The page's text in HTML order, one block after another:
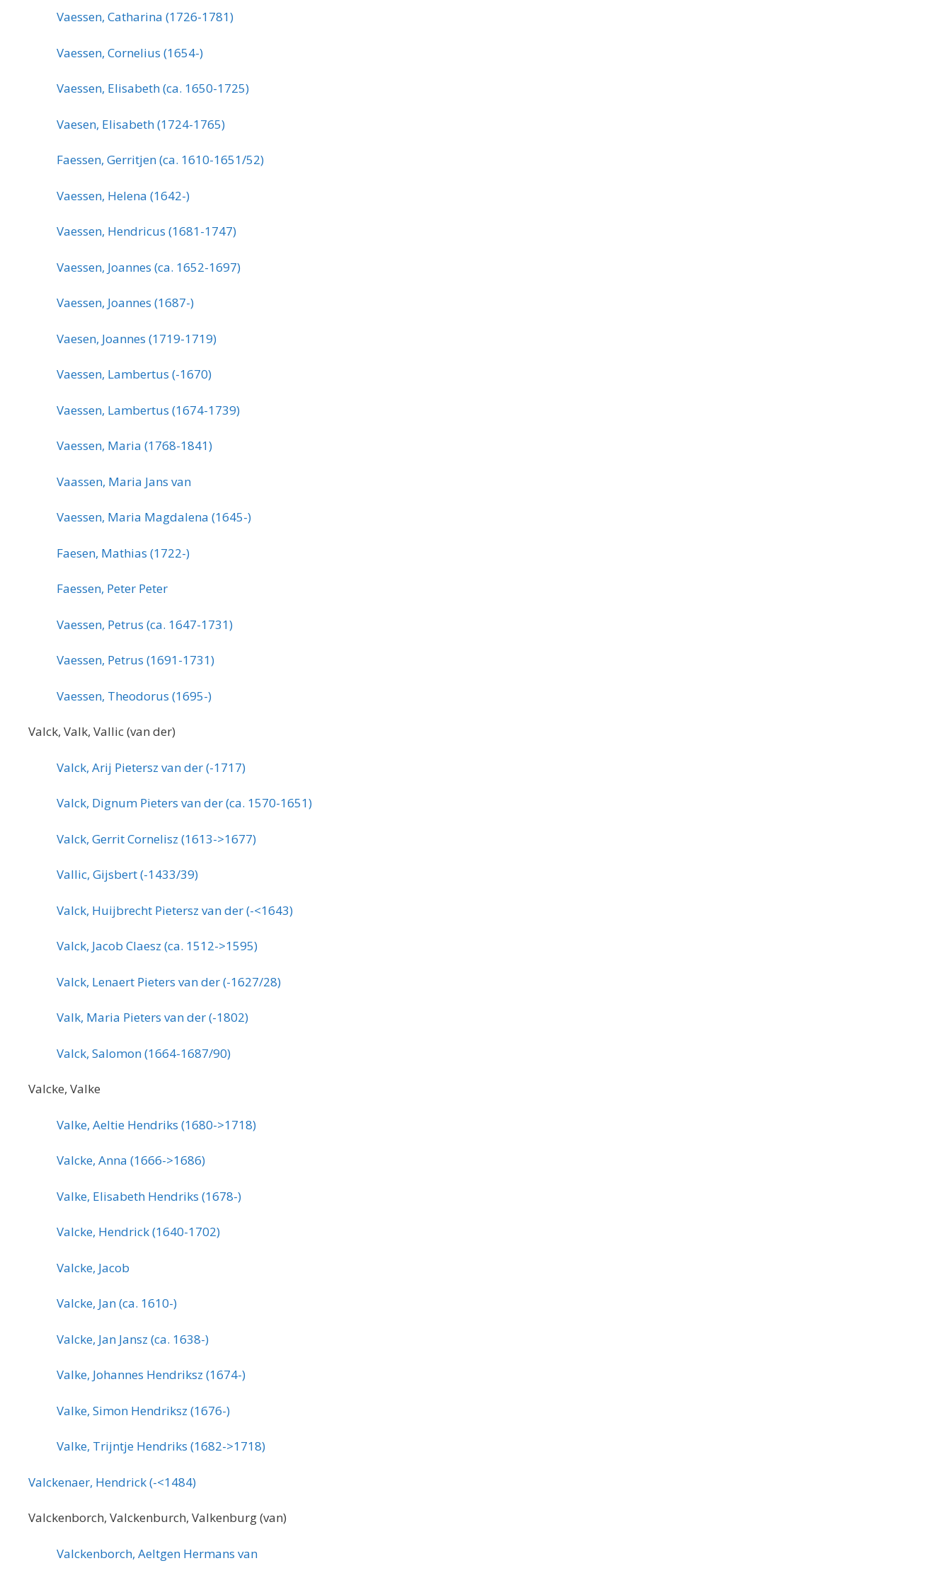
Vaessen, Catharina (1726-1781)
Vaessen, Cornelius (1654-)
Vaessen, Elisabeth (ca. 1650-1725)
Vaesen, Elisabeth (1724-1765)
Faessen, Gerritjen (ca. 1610-1651/52)
Vaessen, Helena (1642-)
Vaessen, Hendricus (1681-1747)
Vaessen, Joannes (ca. 1652-1697)
Vaessen, Joannes (1687-)
Vaesen, Joannes (1719-1719)
Vaessen, Lambertus (-1670)
Vaessen, Lambertus (1674-1739)
Vaessen, Maria (1768-1841)
Vaassen, Maria Jans van
Vaessen, Maria Magdalena (1645-)
Faesen, Mathias (1722-)
Faessen, Peter Peter
Vaessen, Petrus (ca. 1647-1731)
Vaessen, Petrus (1691-1731)
Vaessen, Theodorus (1695-)
Valck, Valk, Vallic (van der)
Valck, Arij Pietersz van der (-1717)
Valck, Dignum Pieters van der (ca. 1570-1651)
Valck, Gerrit Cornelisz (1613->1677)
Vallic, Gijsbert (-1433/39)
Valck, Huijbrecht Pietersz van der (-<1643)
Valck, Jacob Claesz (ca. 1512->1595)
Valck, Lenaert Pieters van der (-1627/28)
Valk, Maria Pieters van der (-1802)
Valck, Salomon (1664-1687/90)
Valcke, Valke
Valke, Aeltie Hendriks (1680->1718)
Valcke, Anna (1666->1686)
Valke, Elisabeth Hendriks (1678-)
Valcke, Hendrick (1640-1702)
Valcke, Jacob
Valcke, Jan (ca. 1610-)
Valcke, Jan Jansz (ca. 1638-)
Valke, Johannes Hendriksz (1674-)
Valke, Simon Hendriksz (1676-)
Valke, Trijntje Hendriks (1682->1718)
Valckenaer, Hendrick (-<1484)
Valckenborch, Valckenburch, Valkenburg (van)
Valckenborch, Aeltgen Hermans van